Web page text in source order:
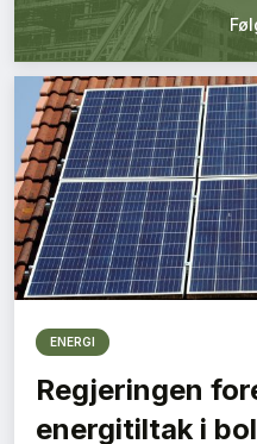
Login
ENERGI
Regjeringen
energitiltak i